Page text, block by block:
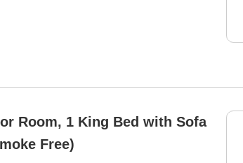
Room, 1 King Bed with Sofa
Free)